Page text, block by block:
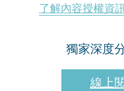
了解內容授權資
獨家深度
線上